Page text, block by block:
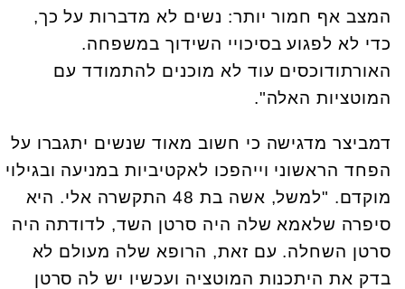
המצב אף חמור יותר: נשים לא מדברות על כך,
כדי לא לפגוע בסיכויי השידוך במשפחה.
האורתודוכסים עוד לא מוכנים להתמודד עם
המוטציות האלה".
דמביצר מדגישה כי חשוב מאוד שנשים יתגברו על
הפחד הראשוני וייהפכו לאקטיביות במניעה ובגילוי
מוקדם. "למשל, אשה בת 48 התקשרה אלי. היא
סיפרה שלאמא שלה היה סרטן השד, לדודתה היה
סרטן השחלה. עם זאת, הרופא שלה מעולם לא
בדק את היתכנות המוטציה ועכשיו יש לה סרטן